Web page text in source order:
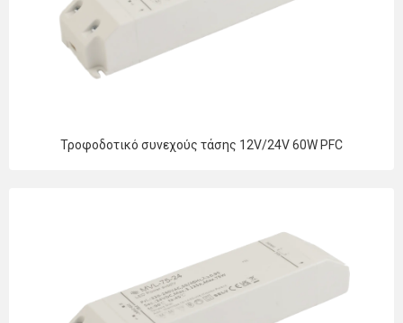
Τροφοδοτικό συνεχούς τάσης 12V/24V 60W PFC